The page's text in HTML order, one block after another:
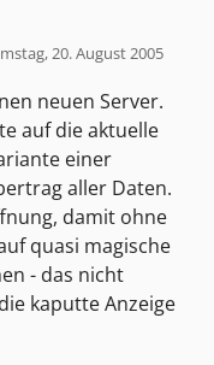
20. August 2005
neuen Server.
auf die aktuelle
einer
aller Daten.
damit ohne
quasi magische
- das nicht
kaputte Anzeige